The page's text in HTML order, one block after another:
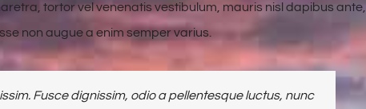
tortor vel venenatis vestibulum, mauris nisl dapibus ante,
non augue a enim semper varius.
Fusce dignissim, odio a pellentesque luctus, nunc